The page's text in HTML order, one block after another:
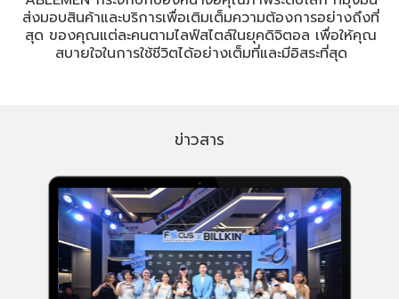
ส่งมอบสินค้าและบริการเพื่อเติมเต็มความต้องการอย่างถึงที่
สุด ของคุณแต่ละคนตามไลฟ์สไตล์ในยุคดิจิตอล เพื่อให้คุณ
สบายใจในการใช้ชีวิตได้อย่างเต็มที่และมีอิสระที่สุด
ข่าวสาร